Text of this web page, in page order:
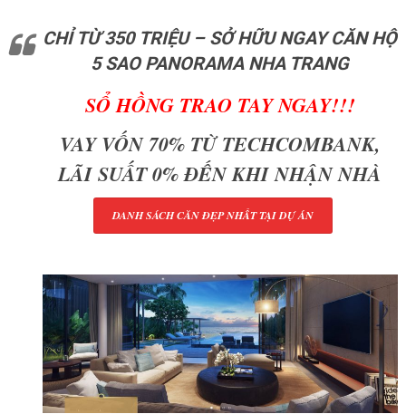
CHỈ TỪ 350 TRIỆU – SỞ HỮU NGAY CĂN HỘ
5 SAO PANORAMA NHA TRANG
SỔ HỒNG TRAO TAY NGAY!!!
VAY VỐN 70% TỪ TECHCOMBANK,
LÃI SUẤT 0% ĐẾN KHI NHẬN NHÀ
DANH SÁCH CĂN ĐẸP NHẤT TẠI DỰ ÁN